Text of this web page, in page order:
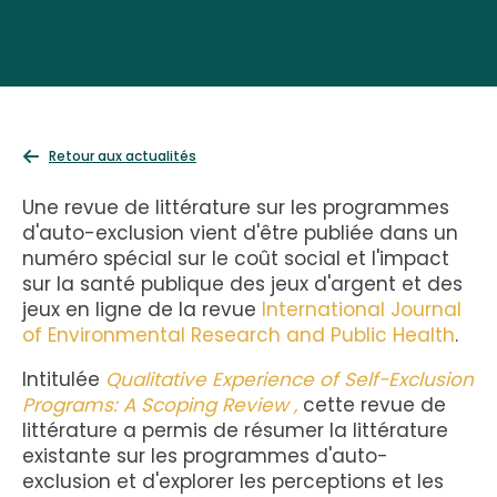
Retour aux actualités
Une revue de littérature sur les programmes
d'auto-exclusion vient d'être publiée dans un
numéro spécial sur le coût social et l'impact
sur la santé publique des jeux d'argent et des
jeux en ligne de la revue International Journal
of Environmental Research and Public Health.
Intitulée Qualitative Experience of Self-Exclusion
Programs: A Scoping Review , cette revue de
littérature a permis de résumer la littérature
existante sur les programmes d'auto-
exclusion et d'explorer les perceptions et les